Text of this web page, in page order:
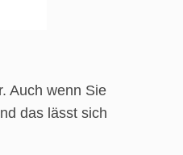
Auch wenn Sie
das lässt sich